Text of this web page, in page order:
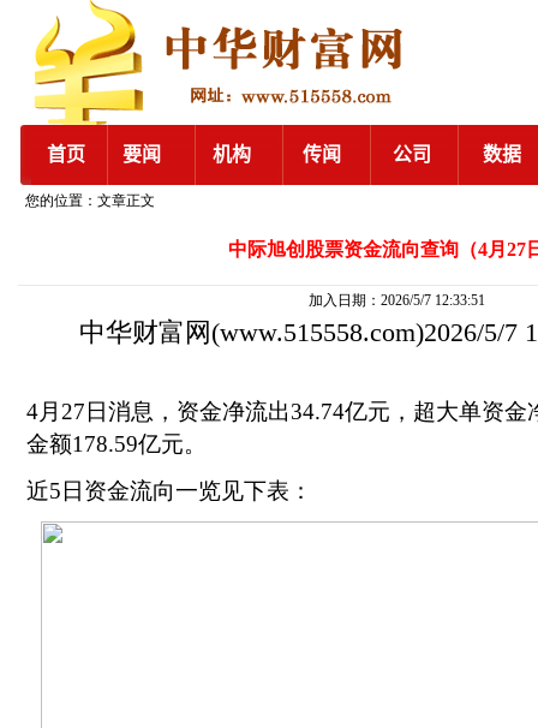
您的位置：文章正文
中际旭创股票资金流向查询（4月27
加入日期：2026/5/7 12:33:51
中华财富网 (www.515558.com)2026/5/7
4月27日消息，资金净流出34.74亿元，超大单资金
金额178.59亿元。
近5日资金流向一览见下表：